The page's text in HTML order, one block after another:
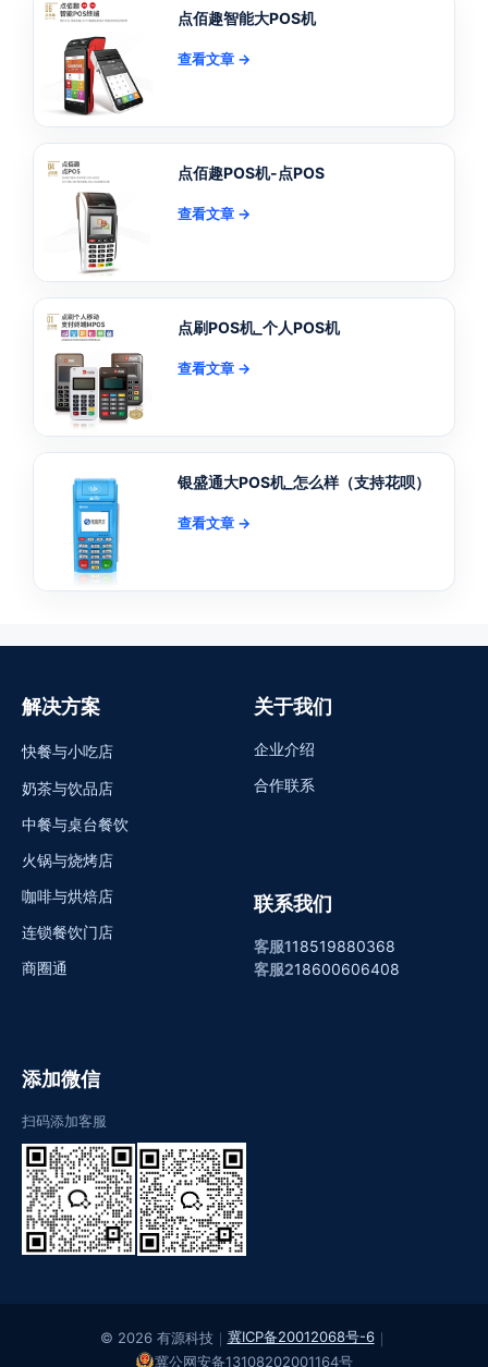
点佰趣智能大POS机
查看文章 →
点佰趣POS机-点POS
查看文章 →
点刷POS机_个人POS机
查看文章 →
银盛通大POS机_怎么样（支持花呗）
查看文章 →
解决方案
快餐与小吃店
奶茶与饮品店
中餐与桌台餐饮
火锅与烧烤店
咖啡与烘焙店
连锁餐饮门店
商圈通
关于我们
企业介绍
合作联系
联系我们
客服118519880368
客服218600606408
添加微信
扫码添加客服
© 2026 有源科技｜ 冀ICP备20012068号-6｜
冀公网安备13108202001164号